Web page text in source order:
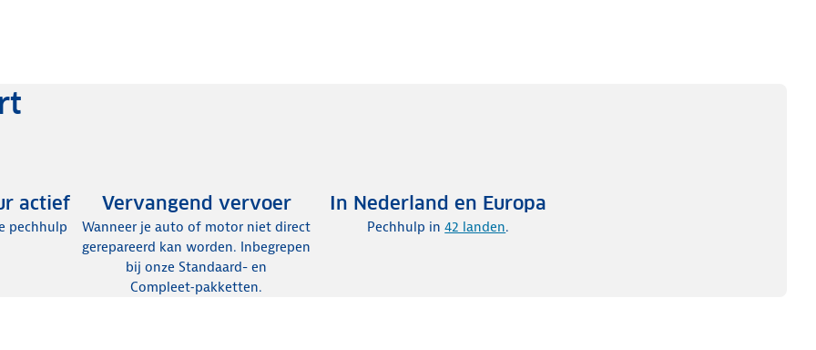
actief
pechhulp
Vervangend vervoer
Wanneer je auto of motor niet direct
gerepareerd kan worden. Inbegrepen
bij onze Standaard- en
Compleet‑pakketten.
In Nederland en Europa
Pechhulp in42 landen.